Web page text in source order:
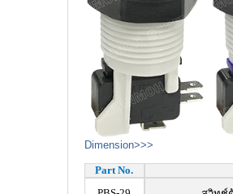
Dimension>>>
Part No.